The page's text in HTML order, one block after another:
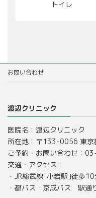
トイレ
お問い合わせ
渡辺クリニック
医院名：渡辺クリニック
所在地：〒133-0056 東
ご予約・お問い合わせ：
交通・アクセス：
・JR総武線｢小岩駅｣徒歩10
・都バス・京成バス 駅通